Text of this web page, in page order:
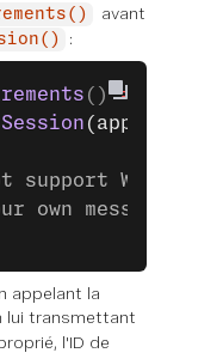
avant
:
() ==
support WebRTC.
own message.
appelant la
lui transmettant
l'ID de